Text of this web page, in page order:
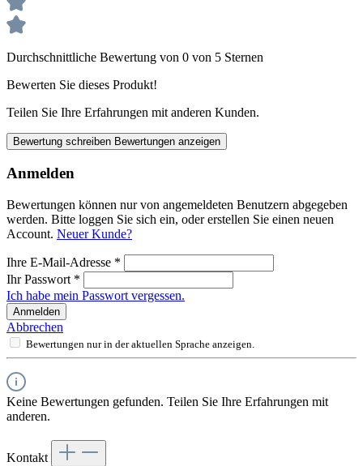
Durchschnittliche Bewertung von 0 von 5 Sternen
Bewerten Sie dieses Produkt!
Teilen Sie Ihre Erfahrungen mit anderen Kunden.
Bewertung schreiben Bewertungen anzeigen
Anmelden
Bewertungen können nur von angemeldeten Benutzern abgegeben
werden. Bitte loggen Sie sich ein, oder erstellen Sie einen neuen
Account. Neuer Kunde?
Ihre E-Mail-Adresse *
Ihr Passwort *
Ich habe mein Passwort vergessen.
Anmelden
Abbrechen
Bewertungen nur in der aktuellen Sprache anzeigen.
Keine Bewertungen gefunden. Teilen Sie Ihre Erfahrungen mit
anderen.
Kontakt